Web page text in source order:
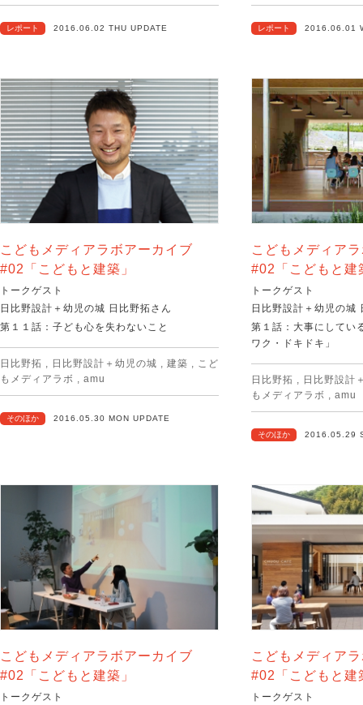
レポート 2016.06.02 THU UPDATE レポート 2016.06.01
こどもメディアラボアーカイブ
#02「こどもと建築」
トークゲスト
日比野設計＋幼児の城 日比野拓さん
第１１話：子ども心を失わないこと
日比野拓 , 日比野設計＋幼児の城 , 建築 , こど
もメディアラボ , amu
そのほか 2016.05.30 MON UPDATE
こどもメディア
#02「こどもと建
トークゲスト
日比野設計＋幼児の城
第１話：大事にしてい
ワク・ドキドキ」
日比野拓 , 日比野設計
もメディアラボ , amu
そのほか 2016.05.29
こどもメディアラボアーカイブ
#02「こどもと建築」
トークゲスト
こどもメディア
#02「こどもと建
トークゲスト